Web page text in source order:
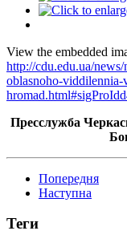
View the embedded
http://cdu.edu.ua/
oblasnoho-viddilennia-
Пресслужба
Попередня
Наступна
Теги